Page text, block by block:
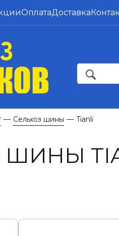
ОплатаДоставка
— Сельхоз шины — Tianli
ШИНЫ